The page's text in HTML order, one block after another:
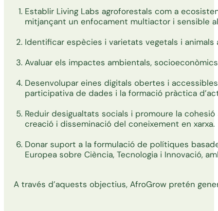
Establir Living Labs agroforestals com a
mitjançant un enfocament multiactor i sensible
Identificar espècies i varietats vegetals i
Avaluar els impactes ambientals,
Desenvolupar eines digitals obertes i
participativa de dades i la formació pràctica
Reduir desigualtats socials i promoure la
creació i disseminació del coneixement en xarxa.
Donar suport a la formulació de polítiques
Europea sobre Ciència, Tecnologia i Innovació,
A través d’aquests objectius, AfroGrow pretén